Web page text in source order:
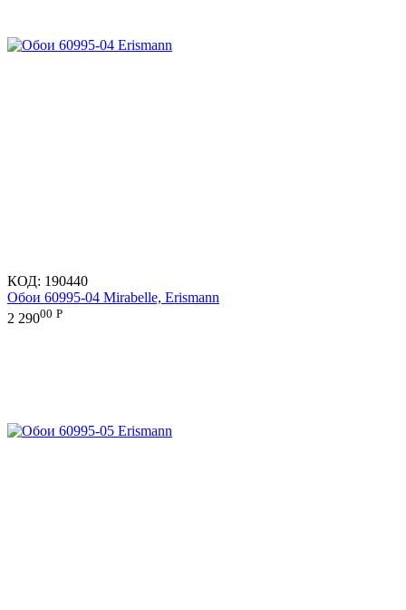
КОД: 190440
Обои 60995-04 Mirabelle, Erismann
2 29000 Р